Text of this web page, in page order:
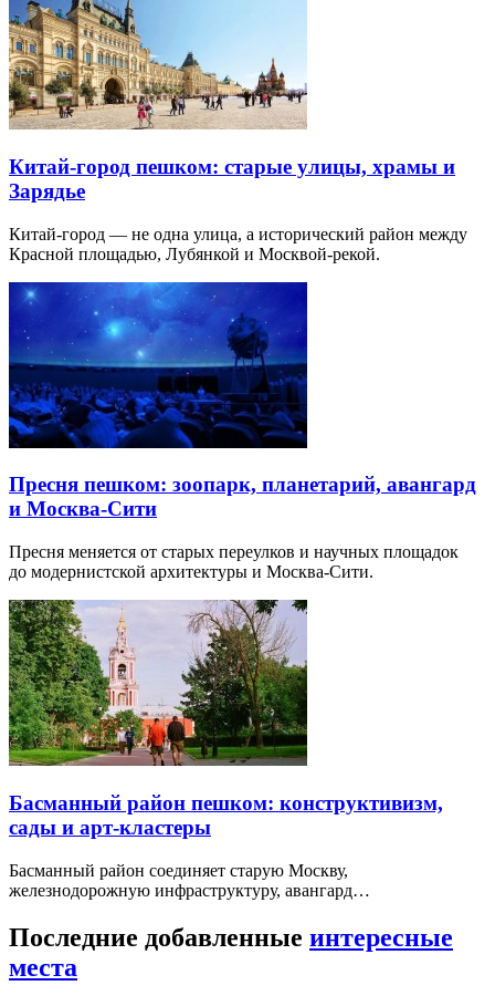
Китай-город пешком: старые улицы, храмы и
Зарядье
Китай-город — не одна улица, а исторический район между
Красной площадью, Лубянкой и Москвой-рекой.
Пресня пешком: зоопарк, планетарий, авангард
и Москва-Сити
Пресня меняется от старых переулков и научных площадок
до модернистской архитектуры и Москва-Сити.
Басманный район пешком: конструктивизм,
сады и арт-кластеры
Басманный район соединяет старую Москву,
железнодорожную инфраструктуру, авангард…
Последние добавленные интересные
места